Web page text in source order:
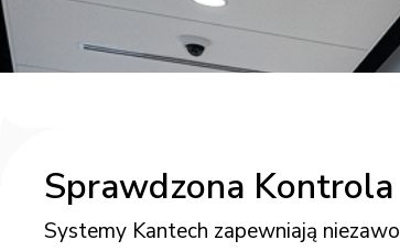
Sprawdzona
Systemy Kantech zapewniają